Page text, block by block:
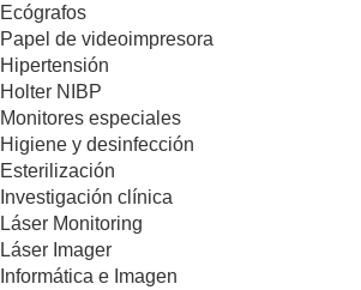
Ecógrafos
Papel de videoimpresora
Hipertensión
Holter NIBP
Monitores especiales
Higiene y desinfección
Esterilización
Investigación clínica
Láser Monitoring
Láser Imager
Informática e Imagen